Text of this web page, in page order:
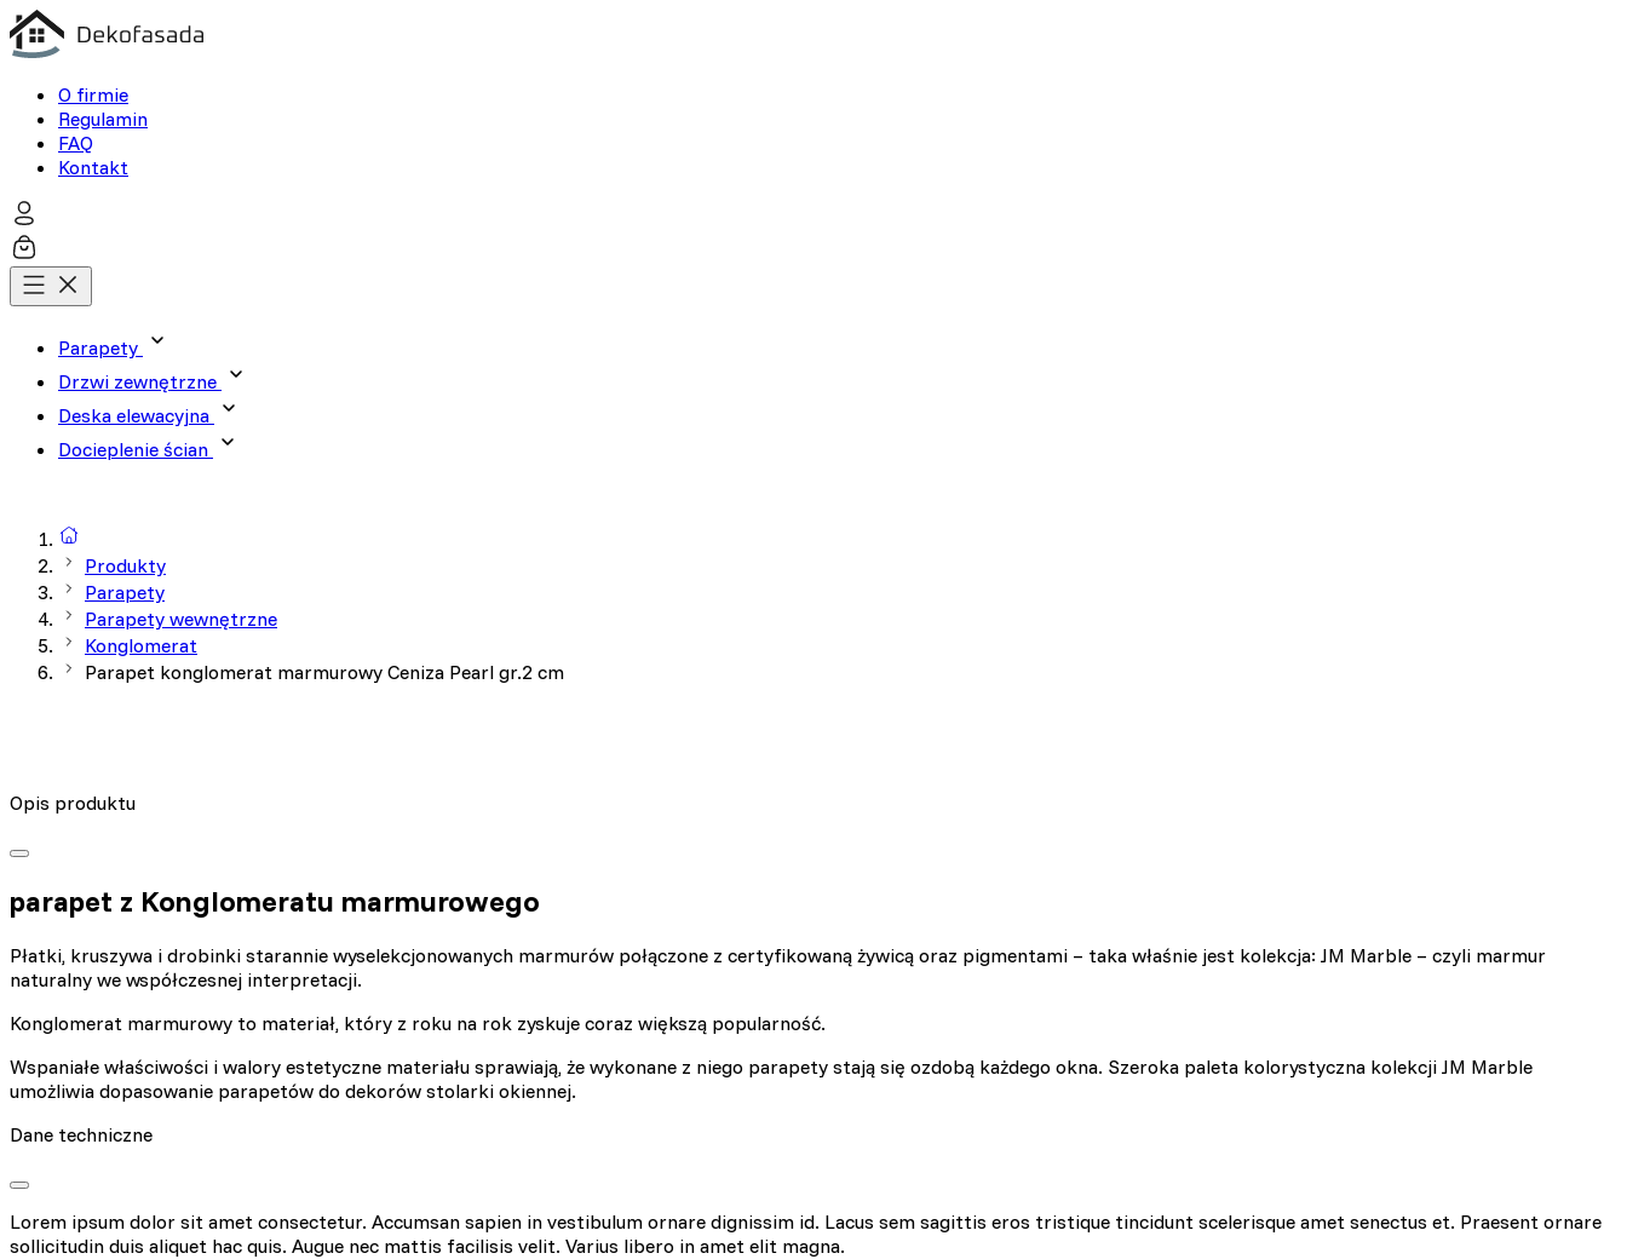
O firmie
Regulamin
FAQ
Kontakt
Parapety
Drzwi zewnętrzne
Deska elewacyjna
Docieplenie ścian
Produkty
Parapety
Parapety wewnętrzne
Konglomerat
Parapet konglomerat marmurowy Ceniza Pearl gr.2 cm
Opis produktu
parapet z Konglomeratu marmurowego
Płatki, kruszywa i drobinki starannie wyselekcjonowanych marmurów połączone z certyfikowaną żywicą oraz pigmentami – taka właśnie jest kolekcja: JM Marble – czyli marmur
naturalny we współczesnej interpretacji.
Konglomerat marmurowy to materiał, który z roku na rok zyskuje coraz większą popularność.
Wspaniałe właściwości i walory estetyczne materiału sprawiają, że wykonane z niego parapety stają się ozdobą każdego okna. Szeroka paleta kolorystyczna kolekcji JM Marble
umożliwia dopasowanie parapetów do dekorów stolarki okiennej.
Dane techniczne
Lorem ipsum dolor sit amet consectetur. Accumsan sapien in vestibulum ornare dignissim id. Lacus sem sagittis eros tristique tincidunt scelerisque amet senectus et. Praesent ornare
sollicitudin duis aliquet hac quis. Augue nec mattis facilisis velit. Varius libero in amet elit magna.